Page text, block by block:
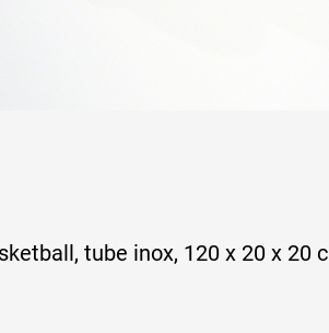
tube inox, 120 x 20 x 20